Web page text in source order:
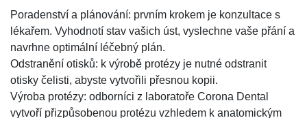
Poradenství a plánování: prvním krokem je konzultace s
lékařem. Vyhodnotí stav vašich úst, vyslechne vaše přání a
navrhne optimální léčebný plán.
Odstranění otisků: k výrobě protézy je nutné odstranit
otisky čelisti, abyste vytvořili přesnou kopii.
Výroba protézy: odborníci z laboratoře Corona Dental
vytvoří přizpůsobenou protézu vzhledem k anatomickým